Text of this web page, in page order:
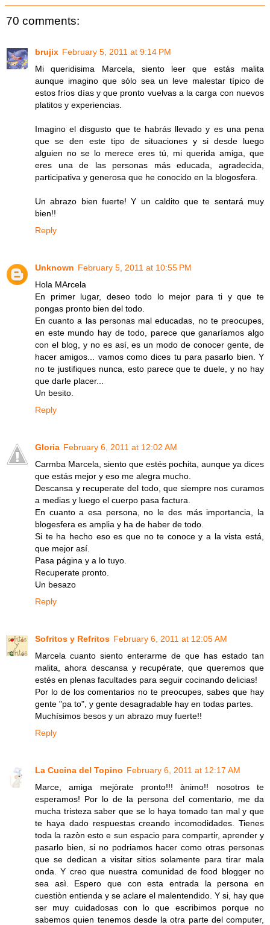
70 comments:
brujix February 5, 2011 at 9:14 PM
Mi queridisima Marcela, siento leer que estás malita
aunque imagino que sólo sea un leve malestar típico de
estos fríos días y que pronto vuelvas a la carga con nuevos
platitos y experiencias.
Imagino el disgusto que te habrás llevado y es una pena
que se den este tipo de situaciones y si desde luego
alguien no se lo merece eres tú, mi querida amiga, que
eres una de las personas más educada, agradecida,
participativa y generosa que he conocido en la blogosfera.
Un abrazo bien fuerte! Y un caldito que te sentará muy
bien!!
Reply
Unknown February 5, 2011 at 10:55 PM
Hola MArcela
En primer lugar, deseo todo lo mejor para ti y que te
pongas pronto bien del todo.
En cuanto a las personas mal educadas, no te preocupes,
en este mundo hay de todo, parece que ganaríamos algo
con el blog, y no es así, es un modo de conocer gente, de
hacer amigos... vamos como dices tu para pasarlo bien. Y
no te justifiques nunca, esto parece que te duele, y no hay
que darle placer...
Un besito.
Reply
Gloria February 6, 2011 at 12:02 AM
Carmba Marcela, siento que estés pochita, aunque ya dices
que estás mejor y eso me alegra mucho.
Descansa y recuperate del todo, que siempre nos curamos
a medias y luego el cuerpo pasa factura.
En cuanto a esa persona, no le des más importancia, la
blogesfera es amplia y ha de haber de todo.
Si te ha hecho eso es que no te conoce y a la vista está,
que mejor así.
Pasa página y a lo tuyo.
Recuperate pronto.
Un besazo
Reply
Sofritos y Refritos February 6, 2011 at 12:05 AM
Marcela cuanto siento enterarme de que has estado tan
malita, ahora descansa y recupérate, que queremos que
estés en plenas facultades para seguir cocinando delicias!
Por lo de los comentarios no te preocupes, sabes que hay
gente "pa to", y gente desagradable hay en todas partes.
Muchísimos besos y un abrazo muy fuerte!!
Reply
La Cucina del Topino February 6, 2011 at 12:17 AM
Marce, amiga mejòrate pronto!!! ànimo!! nosotros te
esperamos! Por lo de la persona del comentario, me da
mucha tristeza saber que se lo haya tomado tan mal y que
te haya dado respuestas creando incomodidades. Tienes
toda la razòn esto e sun espacio para compartir, aprender y
pasarlo bien, si no podriamos hacer como otras personas
que se dedican a visitar sitios solamente para tirar mala
onda. Y creo que nuestra comunidad de food blogger no
sea asì. Espero que con esta entrada la persona en
cuestiòn entienda y se aclare el malentendido. Y si, hay que
ser muy cuidadosas con lo que escribimos porque no
sabemos quien tenemos desde la otra parte del computer,